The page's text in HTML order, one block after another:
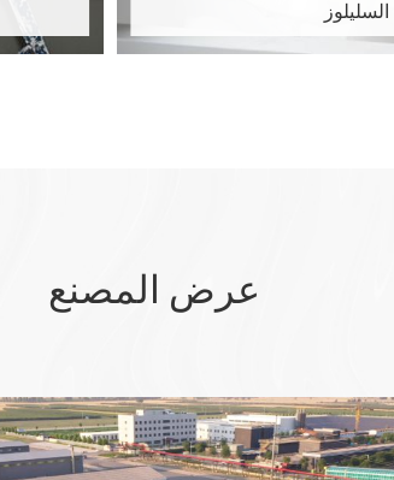
عرض المصنع